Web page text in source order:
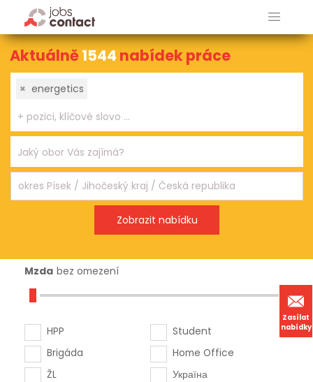
Zasílat
nabídky
Aktuálně1544 nabídek práce
× energetics
Mzda bez omezení
HPP
Brigáda
ŽL
Student
Home Office
Україна